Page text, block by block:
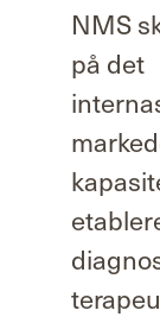
NMS
på det